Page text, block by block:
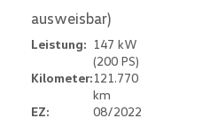
ausweisbar)
Leistung: 147 kW
(200 PS)
Kilometer:121.770
km
EZ:
08/2022